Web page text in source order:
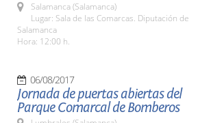
Salamanca (Salamanca)
Lugar: Sala de las Comarcas. Diputación de
Salamanca
Hora: 12:00 h.
06/08/2017
Jornada de puertas abiertas del
Parque Comarcal de Bomberos